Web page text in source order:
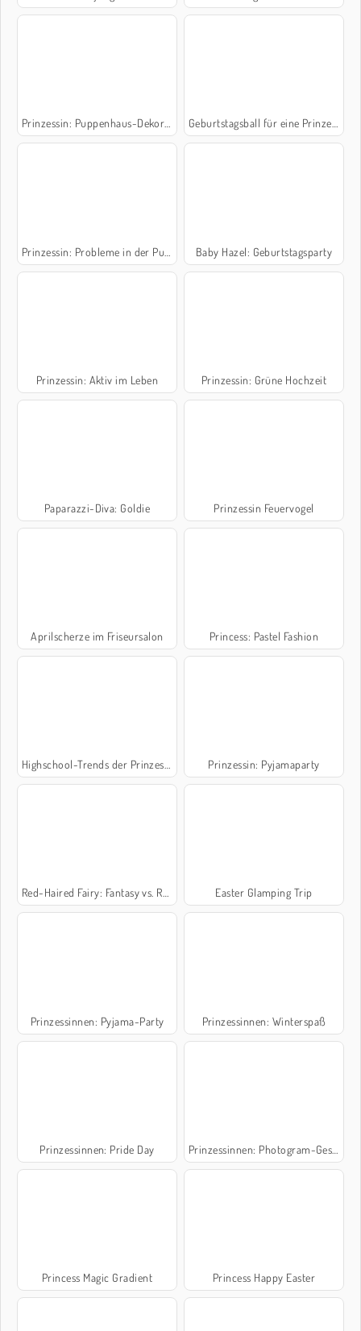
Prinzessin: Puppenhaus-Dekoration Geburtstagsball für eine Prinzessin
Prinzessin: Probleme in der Pubertät Baby Hazel: Geburtstagsparty
Prinzessin: Aktiv im Leben Prinzessin: Grüne Hochzeit
Paparazzi-Diva: Goldie Prinzessin Feuervogel
Aprilscherze im Friseursalon Princess: Pastel Fashion
Highschool-Trends der Prinzessinnen Prinzessin: Pyjamaparty
Red-Haired Fairy: Fantasy vs. Reality Easter Glamping Trip
Prinzessinnen: Pyjama-Party Prinzessinnen: Winterspaß
Prinzessinnen: Pride Day Prinzessinnen: Photogram-Geschichten
Princess Magic Gradient Princess Happy Easter